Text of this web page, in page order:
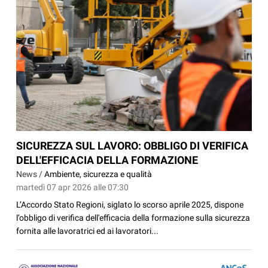
SICUREZZA SUL LAVORO: OBBLIGO DI VERIFICA
DELL'EFFICACIA DELLA FORMAZIONE
News /Ambiente, sicurezza e qualità
martedì 07 apr 2026 alle 07:30
L’Accordo Stato Regioni, siglato lo scorso aprile 2025, dispone
l’obbligo di verifica dell'efficacia della formazione sulla sicurezza
fornita alle lavoratrici ed ai lavoratori...